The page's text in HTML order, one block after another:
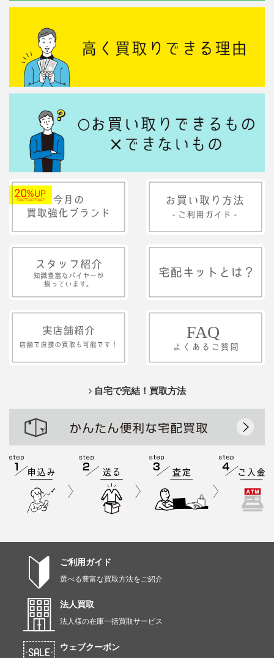
自宅で完結！買取方法
ご利用ガイド
選べる豊富な買取方法をご紹介
法人買取
法人様の在庫一括買取サービス
ウェブクーポン